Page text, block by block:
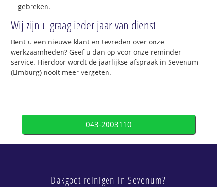
gebreken.
Wij zijn u graag ieder jaar van dienst
Bent u een nieuwe klant en tevreden over onze
werkzaamheden? Geef u dan op voor onze reminder
service. Hierdoor wordt de jaarlijkse afspraak in Sevenum
(Limburg) nooit meer vergeten.
043-2003110
Dakgoot reinigen in Sevenum?